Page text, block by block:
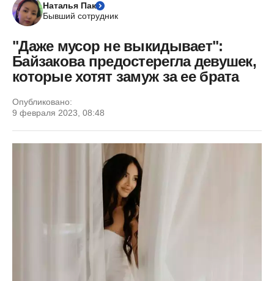
Наталья Пак
Бывший сотрудник
"Даже мусор не выкидывает":
Байзакова предостерегла девушек,
которые хотят замуж за ее брата
Опубликовано:
9 февраля 2023, 08:48